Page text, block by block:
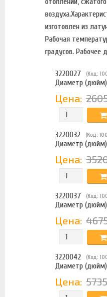
изготовлен из
Рабочая
градусов. Рабочее
3220027 (Код:
Диаметр
Цена:
3220032 (Код:
Диаметр
Цена:
3220037 (Код:
Диаметр
Цена:
3220042 (Код:
Диаметр
Цена: